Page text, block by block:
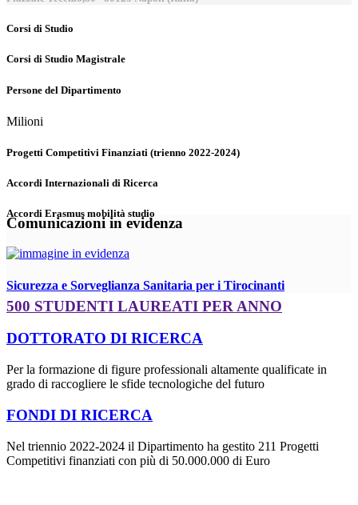
Corsi di Studio
Corsi di Studio Magistrale
Persone del Dipartimento
Milioni
Progetti Competitivi Finanziati (trienno 2022-2024)
Accordi Internazionali di Ricerca
Accordi Erasmus mobilità studio
Comunicazioni in evidenza
Sicurezza e Sorveglianza Sanitaria per i Tirocinanti
500 STUDENTI LAUREATI PER ANNO
DOTTORATO DI RICERCA
Per la formazione di figure professionali altamente qualificate in
grado di raccogliere le sfide tecnologiche del futuro
FONDI DI RICERCA
Nel triennio 2022-2024 il Dipartimento ha gestito 211 Progetti
Competitivi finanziati con più di 50.000.000 di Euro